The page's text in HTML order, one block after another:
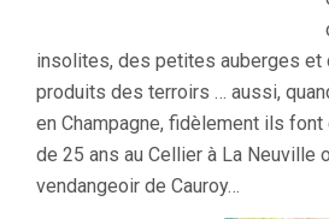
insolites, des petites auberges et
produits des terroirs … aussi,
en Champagne, fidèlement ils
de 25 ans au Cellier à La Neuville
vendangeoir de Cauroy…